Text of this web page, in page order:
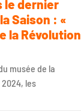
le dernier
Saison : «
la Révolution
musée de la
les